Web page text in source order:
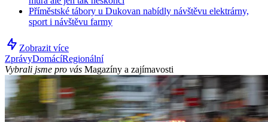
Příměstské tábory u Dukovan nabídly návštěvu elektrárny,
sport i návštěvu farmy
Zobrazit více
ZprávyDomácíRegionální
Vybrali jsme pro vás Magazíny a zajímavosti